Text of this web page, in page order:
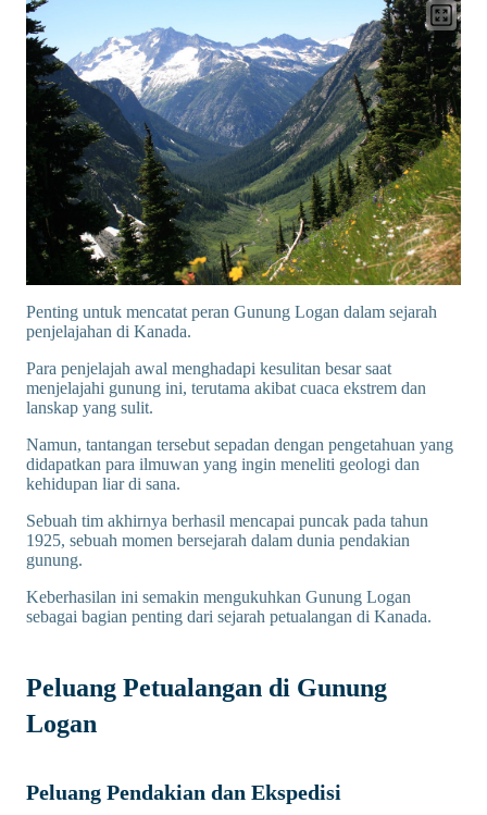
Penting untuk mencatat peran Gunung Logan dalam sejarah
penjelajahan di Kanada.
Para penjelajah awal menghadapi kesulitan besar saat
menjelajahi gunung ini, terutama akibat cuaca ekstrem dan
lanskap yang sulit.
Namun, tantangan tersebut sepadan dengan pengetahuan yang
didapatkan para ilmuwan yang ingin meneliti geologi dan
kehidupan liar di sana.
Sebuah tim akhirnya berhasil mencapai puncak pada tahun
1925, sebuah momen bersejarah dalam dunia pendakian
gunung.
Keberhasilan ini semakin mengukuhkan Gunung Logan
sebagai bagian penting dari sejarah petualangan di Kanada.
Peluang Petualangan di Gunung
Logan
Peluang Pendakian dan Ekspedisi